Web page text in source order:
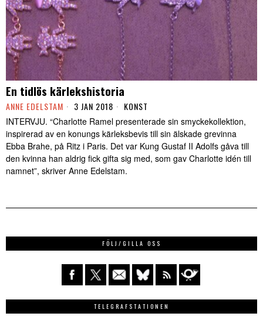
En tidlös kärlekshistoria
ANNE EDELSTAM 3 JAN 2018 KONST
INTERVJU. “Charlotte Ramel presenterade sin smyckekollektion,
inspirerad av en konungs kärleksbevis till sin älskade grevinna
Ebba Brahe, på Ritz i Paris. Det var Kung Gustaf II Adolfs gåva till
den kvinna han aldrig fick gifta sig med, som gav Charlotte idén till
namnet”, skriver Anne Edelstam.
FÖLJ/GILLA OSS
TELEGRAFSTATIONEN